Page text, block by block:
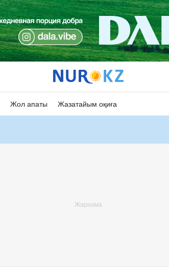
Жол апаты Жазатайым оқиға